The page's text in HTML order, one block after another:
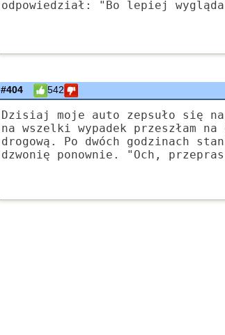
odpowiedział: "Bo lepiej
#404 542
Dzisiaj moje auto zepsuło się
na wszelki wypadek przeszłam
drogową. Po dwóch godzinach
dzwonię ponownie. "Och,